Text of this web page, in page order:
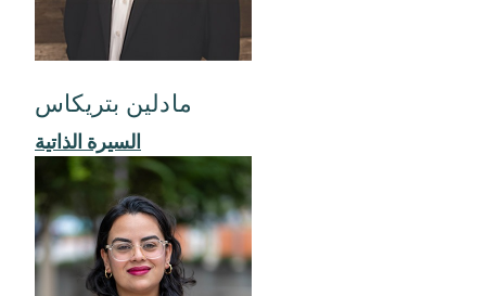
مادلين بتريكاس
السيرة الذاتية